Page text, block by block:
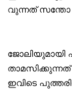
വുന്നത്
ജോലിയുമായി
താമസിക്കുന്നത്
ഇവിടെ